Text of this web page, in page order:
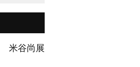
米谷尚展